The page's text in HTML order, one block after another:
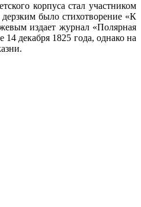
корпуса стал участником
дерзким было стихотворение «К
издает журнал «Полярная
декабря 1825 года, однако на